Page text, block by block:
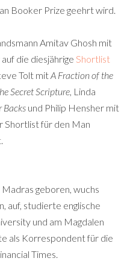
Booker Prize geehrt wird.
Amitav Ghosh mit
auf die diesjährige Shortlist
Tolt mitA Fraction of the
Secret Scripture, Linda
Backs und Philip Hensher mit
Shortlist für den Man
geboren, wuchs
auf, studierte englische
und am Magdalen
als Korrespondent für die
Times.